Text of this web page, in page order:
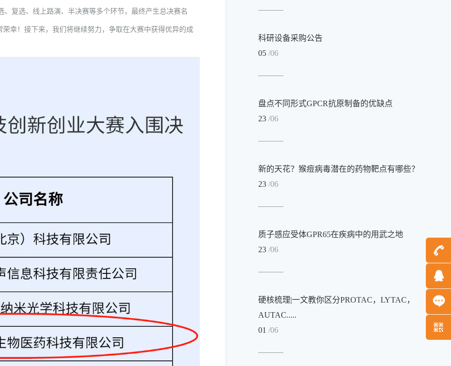
复选、线上路演、半决赛等多个环节，最终产生总决赛名
幸！接下来，我们将继续努力，争取在大赛中获得优异的成
科研设备采购公告
05/06
盘点不同形式GPCR抗原制备的优缺点
23/06
新的天花？猴痘病毒潜在的药物靶点有哪些？
23/06
质子感应受体GPR65在疾病中的用武之地
23/06
硬核梳理|一文教你区分PROTAC，LYTAC，
AUTAC.....
01/06